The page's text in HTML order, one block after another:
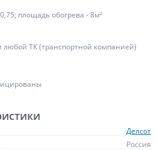
площадь обогрева - 8м²
любой ТК (транспортной компанией)
Делсот
Россия